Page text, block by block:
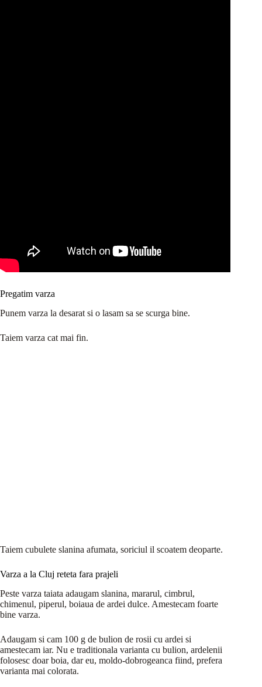
Pregatim varza
Punem varza la desarat si o lasam sa se scurga bine.
Taiem varza cat mai fin.
Taiem cubulete slanina afumata, soriciul il scoatem deoparte.
Varza a la Cluj reteta fara prajeli
Peste varza taiata adaugam slanina, mararul, cimbrul,
chimenul, piperul, boiaua de ardei dulce. Amestecam foarte
bine varza.
Adaugam si cam 100 g de bulion de rosii cu ardei si
amestecam iar. Nu e traditionala varianta cu bulion, ardelenii
folosesc doar boia, dar eu, moldo-dobrogeanca fiind, prefera
varianta mai colorata.